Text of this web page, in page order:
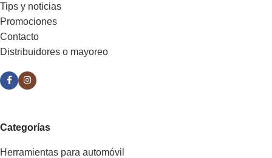
Tips y noticias
Promociones
Contacto
Distribuidores o mayoreo
Categorías
Herramientas para automóvil